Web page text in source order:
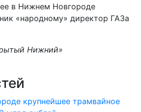
в Нижнем Новгороде
«народному» директор ГАЗа
Нижний»